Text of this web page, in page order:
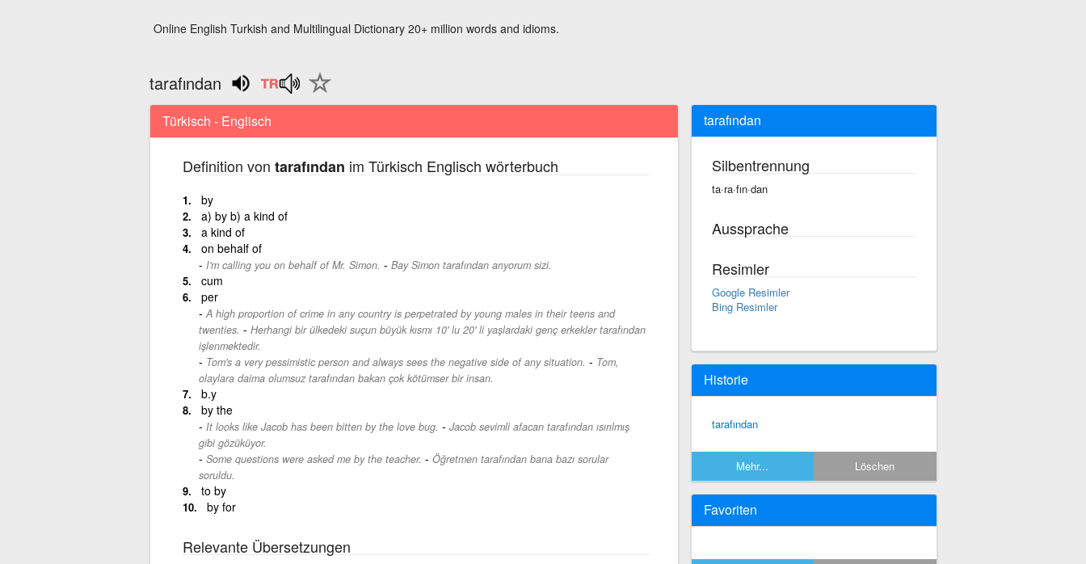
Online English Turkish and Multilingual Dictionary 20+ million words and idioms.
tarafından
Türkisch - Englisch
Definition von tarafından im Türkisch Englisch wörterbuch
by
a) by b) a kind of
a kind of
on behalf of
I'm calling you on behalf of Mr. Simon. - Bay Simon tarafından arıyorum sizi.
cum
per
A high proportion of crime in any country is perpetrated by young males in their teens and
twenties. - Herhangi bir ülkedeki suçun büyük kısmı 10' lu 20' li yaşlardaki genç erkekler tarafından
işlenmektedir.
Tom's a very pessimistic person and always sees the negative side of any situation. - Tom,
olaylara daima olumsuz tarafından bakan çok kötümser bir insan.
b.y
by the
It looks like Jacob has been bitten by the love bug. - Jacob sevimli afacan tarafından ısırılmış
gibi gözüküyor.
Some questions were asked me by the teacher. - Öğretmen tarafından bana bazı sorular
soruldu.
to by
by for
Relevante Übersetzungen
tarafından
Silbentrennung
ta·ra·fın·dan
Aussprache
Resimler
Google Resimler
Bing Resimler
Historie
tarafından
Mehr... Löschen
Favoriten